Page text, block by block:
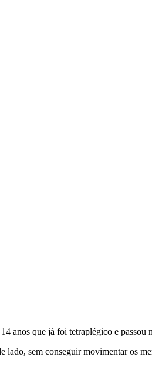
anos que já foi tetraplégico e passou
sem conseguir movimentar os